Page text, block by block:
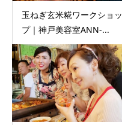
玉ねぎ玄米糀ワークショッ
プ｜神戸美容室ANN-...